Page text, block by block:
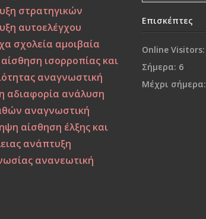
στρατηγικών
αυτοελέγχου
σχολεία αμοιβαία
αίσθηση ισορροπίας και
αναγνωστική
αδιαφορία ανάλυση
αναγνωστική
αίσθηση έλξης και
ανάπτυξη
ανανεωτική
Επισκέπτες
Online Visitors:
Σήμερα: 6
Μέχρι σήμερα: